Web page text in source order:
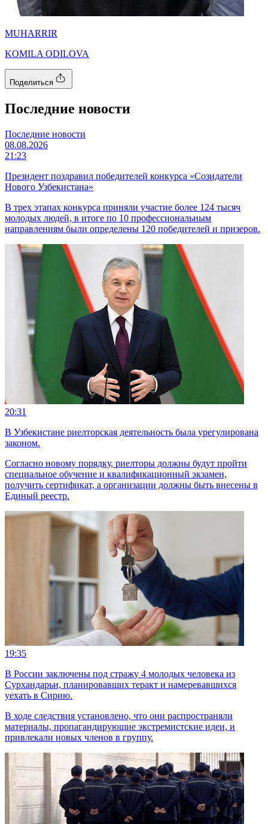
MUHARRIR
KOMILA ODILOVA
Поделиться
Последние новости
Последние новости
08.08.2026
21:23
Президент поздравил победителей конкурса «Созидатели
Нового Узбекистана»
В трех этапах конкурса приняли участие более 124 тысяч
молодых людей, в итоге по 10 профессиональным
направлениям были определены 120 победителей и призеров.
20:31
В Узбекистане риелторская деятельность была урегулирована
законом.
Согласно новому порядку, риелторы должны будут пройти
специальное обучение и квалификационный экзамен,
получить сертификат, а организации должны быть внесены в
Единый реестр.
19:35
В России заключены под стражу 4 молодых человека из
Сурхандарьи, планировавших теракт и намеревавшихся
уехать в Сирию.
В ходе следствия установлено, что они распространяли
материалы, пропагандирующие экстремистские идеи, и
привлекали новых членов в группу.